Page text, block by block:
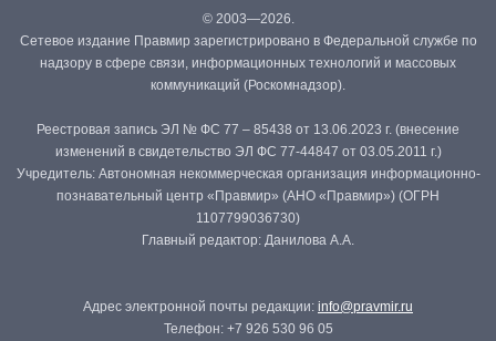
© 2003—2026.
Сетевое издание Правмир зарегистрировано в Федеральной службе по
надзору в сфере связи, информационных технологий и массовых
коммуникаций (Роскомнадзор).
Реестровая запись ЭЛ № ФС 77 – 85438 от 13.06.2023 г. (внесение
изменений в свидетельство ЭЛ ФС 77-44847 от 03.05.2011 г.)
Учредитель: Автономная некоммерческая организация информационно-
познавательный центр «Правмир» (АНО «Правмир») (ОГРН
1107799036730)
Главный редактор: Данилова А.А.
Адрес электронной почты редакции: info@pravmir.ru
Телефон: +7 926 530 96 05